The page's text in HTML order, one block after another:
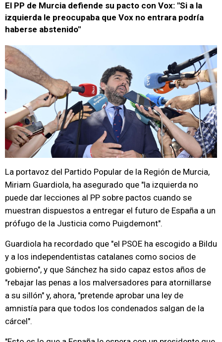
El PP de Murcia defiende su pacto con Vox: "Si a la
izquierda le preocupaba que Vox no entrara podría
haberse abstenido"
La portavoz del Partido Popular de la Región de Murcia,
Miriam Guardiola, ha asegurado que "la izquierda no
puede dar lecciones al PP sobre pactos cuando se
muestran dispuestos a entregar el futuro de España a un
prófugo de la Justicia como Puigdemont".
Guardiola ha recordado que "el PSOE ha escogido a Bildu
y a los independentistas catalanes como socios de
gobierno", y que Sánchez ha sido capaz estos años de
"rebajar las penas a los malversadores para atornillarse
a su sillón" y, ahora, "pretende aprobar una ley de
amnistía para que todos los condenados salgan de la
cárcel".